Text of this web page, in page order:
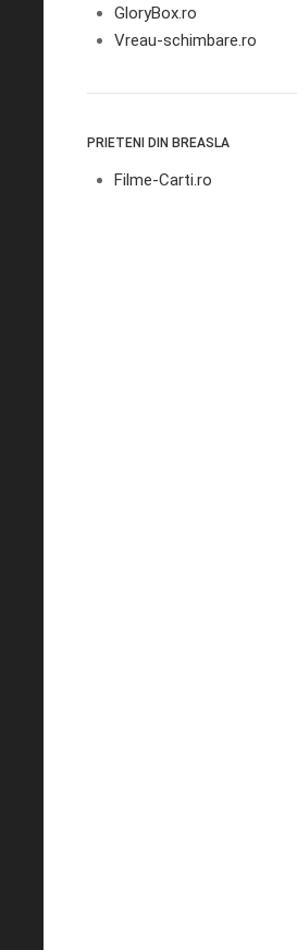
GloryBox.ro
Vreau-schimbare.ro
PRIETENI DIN BREASLA
Filme-Carti.ro